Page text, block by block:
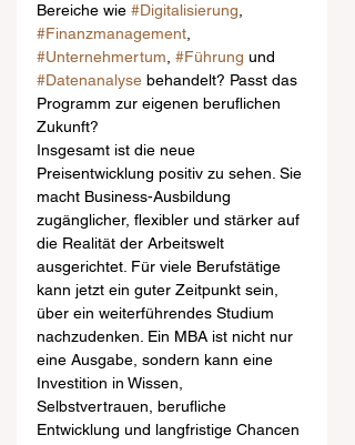
Bereiche wie #Digitalisierung
#Finanzmanagement
#Unternehmertum #Führung und
#Datenanalyse behandelt? Passt das
Programm zur eigenen beruflichen
Zukunft?
Insgesamt ist die neue
Preisentwicklung positiv zu sehen. Sie
macht Business-Ausbildung
zugänglicher, flexibler und stärker auf
die Realität der Arbeitswelt
ausgerichtet. Für viele Berufstätige
kann jetzt ein guter Zeitpunkt sein,
über ein weiterführendes Studium
nachzudenken. Ein MBA ist nicht nur
eine Ausgabe, sondern kann eine
Investition in Wissen,
Selbstvertrauen, berufliche
Entwicklung und langfristige Chancen